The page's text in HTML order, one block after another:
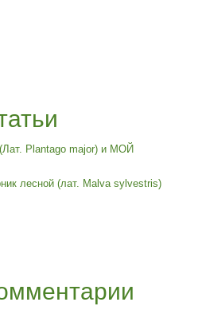
Plantago major) и МОЙ
лесной (лат. Malva sylvestris)